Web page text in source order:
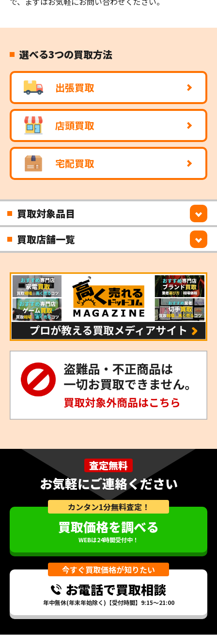
選べる3つの買取方法
出張買取
店頭買取
宅配買取
買取対象品目
買取店舗一覧
査定無料
お気軽にご連絡ください
カンタン1分無料査定！
買取価格を調べる
WEBは24時間受付中！
今すぐ買取価格が知りたい
お電話で買取相談
年中無休(年末年始除く)【受付時間】9:15～21:00